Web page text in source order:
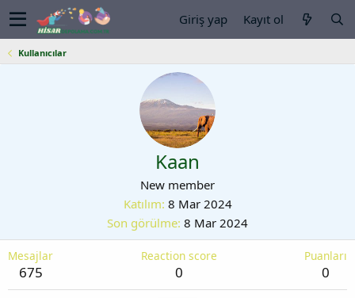
Giriş yap Kayıt ol
Kullanıcılar
Kaan
New member
Katılım 8 Mar 2024
Son görülme 8 Mar 2024
Mesajlar
675
Reaction score
0
Puanları
0